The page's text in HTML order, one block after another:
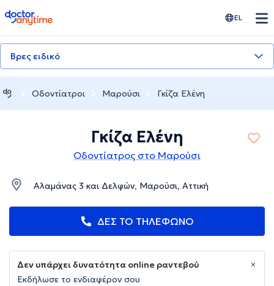
doctoranytime EL
Βρες ειδικό
Οδοντίατροι Μαρούσι Γκίζα Ελένη
Γκίζα Ελένη
Οδοντίατρος στο Μαρούσι
Αλαμάνας 3 και Δελφών, Μαρούσι, Αττική
ΔΕΣ ΤΟ ΤΗΛΕΦΩΝΟ
Δεν υπάρχει δυνατότητα online ραντεβού
Εκδήλωσε το ενδιαφέρον σου